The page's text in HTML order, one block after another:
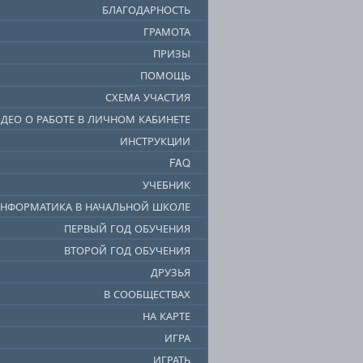
БЛАГОДАРНОСТЬ
ГРАМОТА
ПРИЗЫ
ПОМОЩЬ
СХЕМА УЧАСТИЯ
О РАБОТЕ В ЛИЧНОМ КАБИНЕТЕ
ИНСТРУКЦИИ
FAQ
УЧЕБНИК
В НАЧАЛЬНОЙ ШКОЛЕ
ПЕРВЫЙ ГОД ОБУЧЕНИЯ
ВТОРОЙ ГОД ОБУЧЕНИЯ
ДРУЗЬЯ
В СООБЩЕСТВАХ
НА КАРТЕ
ИГРА
ИГРАТЬ